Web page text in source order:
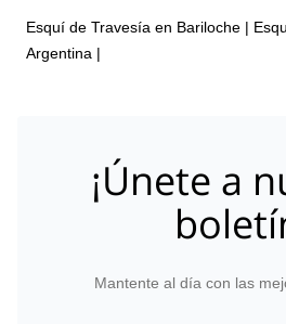
Esquí de Travesía en Bariloche |
Argentina |
¡Únete a
Mantente al día con las